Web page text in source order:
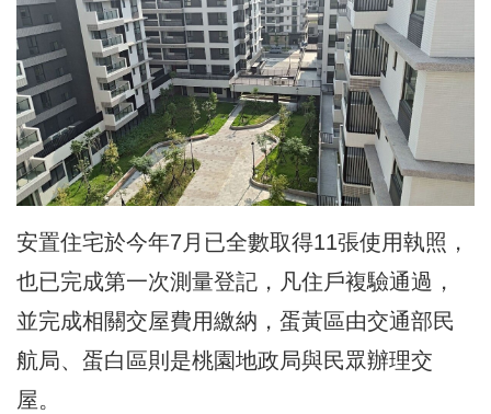
安置住宅於今年7月已全數取得11張使用執照，
也已完成第一次測量登記，凡住戶複驗通過，
並完成相關交屋費用繳納，蛋黃區由交通部民
航局、蛋白區則是桃園地政局與民眾辦理交
屋。